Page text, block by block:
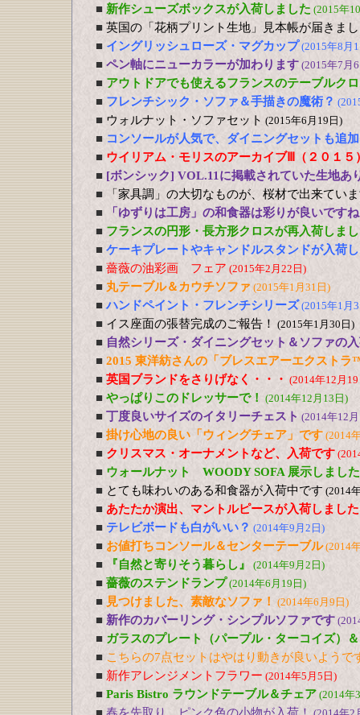
■ 新作シューズボックスが入荷しました (2015年
■ 英国の「花柄プリント生地」見本帳が届きま
■ イングリッシュローズ・マグカップ (2015年8月
■ ペン軸にニューカラーが加わります (2015年7月
■ アウトドアでも使えるフランスのテーブルク
■ フレンチシック・ソファ＆手描きの魔術？
■ ウォルナット・ソファセット (2015年6月19日)
■ コンソールが人気で、ダイニングセットも追
■ ウイリアム・モリスのアーカイブⅢ（２０１５
■ [ボンシック] VOL.11に掲載されていた生地あ
■
「家具調」の大切なものが、桜材で出来てい
■
「ゆずりは工房」の和食器は彩りが良いです
■ フランスの円形・長方形クロスが再入荷しま
■ ケーキプレートやキャンドルスタンドが入荷
■ 薔薇の油彩画 フェア (2015年2月22日)
■ 丸テーブル＆カウチソファ (2015年1月31日)
■ ハンドペイント・フレンチシリーズ (2015年1月
■ イス座面の張替完成のご報告！ (2015年1月30日)
■ 自然シリーズ・ダイニングセット＆ソファの
■ 2015 東洋紡さんの「ブレスエアーエクスト
■ 英国ブランドをさりげなく・・・ (2014年12月
■ やっぱりこのドレッサーで！ (2014年12月13日)
■ 丁度良いサイズのイタリーチェスト (2014年12
■ 掛け心地の良い「ウィングチェア」です (2014
■ クリスマス・オーナメントなど、入荷です
■ ウォールナット WOODY SOFA 展示しました
■ とても味わいのある和食器が入荷中です (2014
■ あたたか演出、マントルピースが入荷しまし
■ テレビボードも白がいい？ (2014年9月2日)
■ お値打ちコンソール＆センターテーブル(2014
■ 『自然と寄りそう暮らし』 (2014年9月2日)
■ 薔薇のステンドランプ (2014年6月19日)
■ 見つけました、素敵なソファ！ (2014年6月9日)
■ 新作のカバーリング・シンプルソファです
■ ガラスのプレート（パープル・ターコイズ）
■ こちらの7点セットはやはり動きが良いようで
■ 新作アレンジメントフラワー (2014年5月5日)
■ Paris Bistro ラウンドテーブル＆チェア (2014年